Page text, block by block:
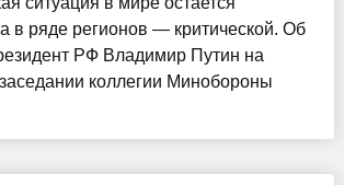
в ряде регионов — критической. Об
РФ Владимир Путин на
коллегии Минобороны